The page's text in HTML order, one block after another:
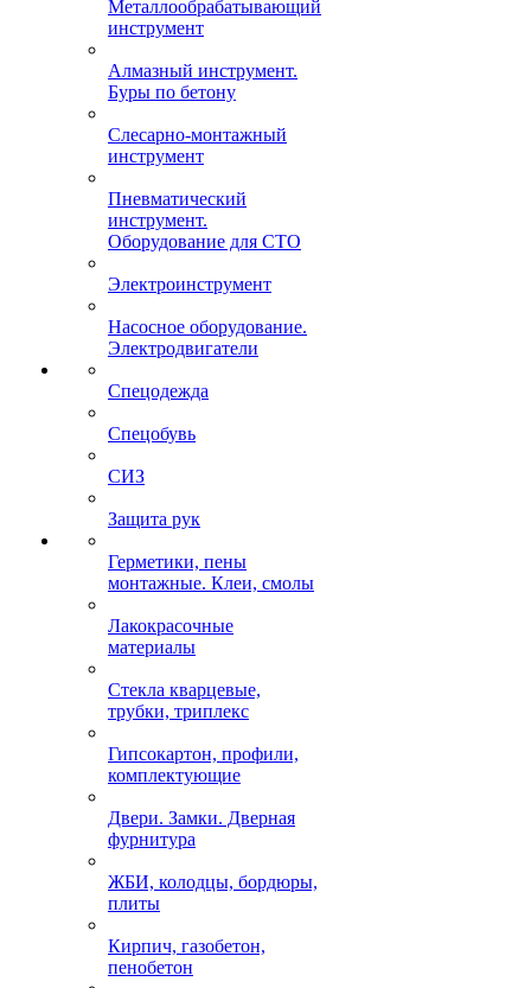
Металлообрабатывающий
инструмент
Алмазный инструмент.
Буры по бетону
Слесарно-монтажный
инструмент
Пневматический
инструмент.
Оборудование для СТО
Электроинструмент
Насосное оборудование.
Электродвигатели
Спецодежда
Спецобувь
СИЗ
Защита рук
Герметики, пены
монтажные. Клеи, смолы
Лакокрасочные
материалы
Стекла кварцевые,
трубки, триплекс
Гипсокартон, профили,
комплектующие
Двери. Замки. Дверная
фурнитура
ЖБИ, колодцы, бордюры,
плиты
Кирпич, газобетон,
пенобетон